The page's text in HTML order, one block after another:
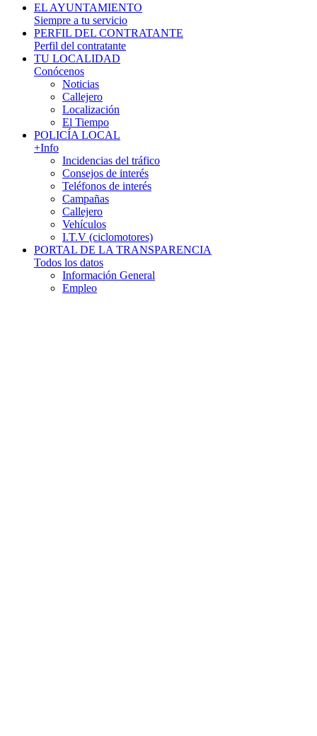
EL AYUNTAMIENTO
Siempre a tu servicio
PERFIL DEL CONTRATANTE
Perfil del contratante
TU LOCALIDAD
Conócenos
Noticias
Callejero
Localización
El Tiempo
POLICÍA LOCAL
+Info
Incidencias del tráfico
Consejos de interés
Teléfonos de interés
Campañas
Callejero
Vehículos
I.T.V (ciclomotores)
PORTAL DE LA TRANSPARENCIA
Todos los datos
Información General
Empleo